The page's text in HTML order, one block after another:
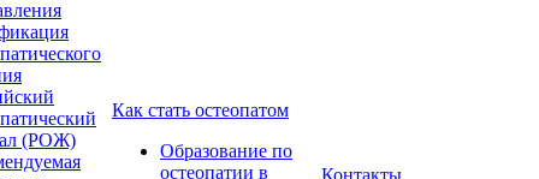
(РОЖ)
Как стать остеопатом
Образование по
остеопатии в
Контакты